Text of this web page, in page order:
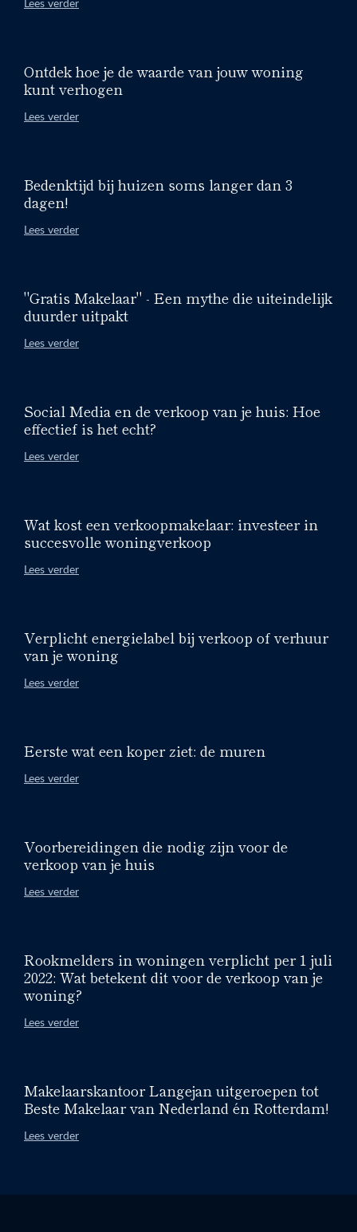
Ontdek hoe je de waarde van jouw woning
kunt verhogen
Lees verder
Bedenktijd bij huizen soms langer dan 3
dagen!
Lees verder
"Gratis Makelaar" - Een mythe die uiteindelijk
duurder uitpakt
Lees verder
Social Media en de verkoop van je huis: Hoe
effectief is het echt?
Lees verder
Wat kost een verkoopmakelaar: investeer in
succesvolle woningverkoop
Lees verder
Verplicht energielabel bij verkoop of verhuur
van je woning
Lees verder
Eerste wat een koper ziet: de muren
Lees verder
Voorbereidingen die nodig zijn voor de
verkoop van je huis
Lees verder
Rookmelders in woningen verplicht per 1 juli
2022: Wat betekent dit voor de verkoop van je
woning?
Lees verder
Makelaarskantoor Langejan uitgeroepen tot
Beste Makelaar van Nederland én Rotterdam!
Lees verder